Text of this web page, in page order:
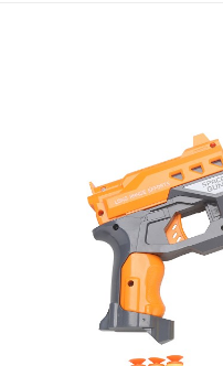
１．透過由恩沛科技股份有限公
易，需依本服務之必要範圍內提
權轉讓予恩沛科技股份有限公司
２．關於個人資料處理事宜，請
https://aftee.tw/terms/#terms3
３．未成年的使用者請事先徵得
「AFTEE先享後付」，若未經同
４．使用「AFTEE先享後付」時
時審查核予不同之上限額度；若
請求用戶進行身份認證。
５．嚴禁一人註冊多個帳號或使
每筆NT$65，滿NT$490(含以
付款後7-11取貨
每筆NT$65，滿NT$490(含
每筆NT$100，滿NT$790(含
付款後寶雅門市自取(由倉庫統
每筆NT$80，滿NT$290(含以